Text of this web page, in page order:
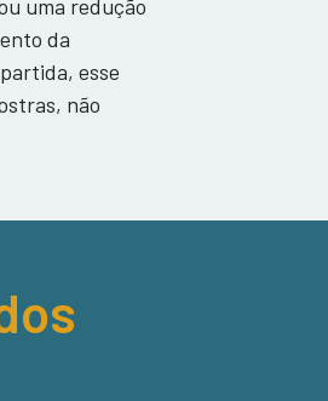
uma redução
da
esse
não